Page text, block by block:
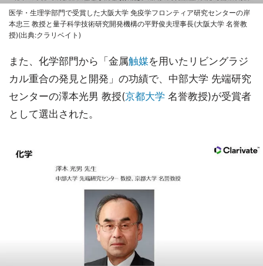
医学・生理学部門で受賞した大阪大学 免疫学フロンティア研究センターの岸
本忠三 教授と量子科学技術研究開発機構の平野俊夫理事長(大阪大学 名誉教
授)(出典:クラリベイト)
また、化学部門から「金属触媒を用いたリビングラジ
カル重合の発見と開発」の功績で、中部大学 先端研究
センターの澤本光男 教授(京都大学 名誉教授)が受賞者
として選出された。